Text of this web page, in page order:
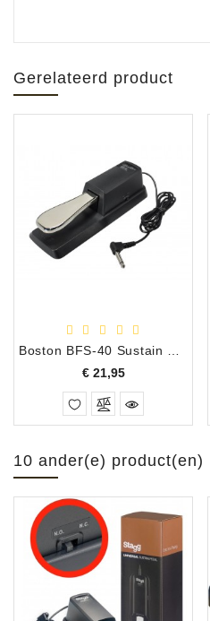
Gerelateerd product
€ 21,95Prijs
10 ander(e) product(en)